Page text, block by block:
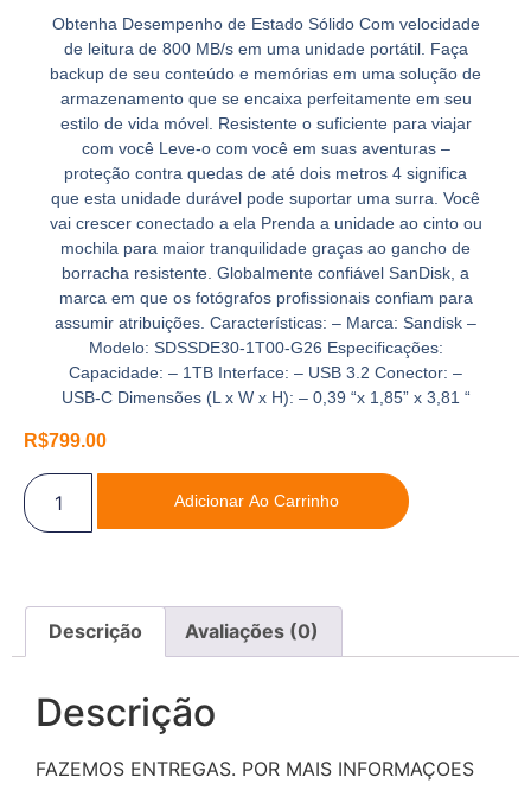
Obtenha Desempenho de Estado Sólido Com velocidade
de leitura de 800 MB/s em uma unidade portátil. Faça
backup de seu conteúdo e memórias em uma solução de
armazenamento que se encaixa perfeitamente em seu
estilo de vida móvel. Resistente o suficiente para viajar
com você Leve-o com você em suas aventuras –
proteção contra quedas de até dois metros 4 significa
que esta unidade durável pode suportar uma surra. Você
vai crescer conectado a ela Prenda a unidade ao cinto ou
mochila para maior tranquilidade graças ao gancho de
borracha resistente. Globalmente confiável SanDisk, a
marca em que os fotógrafos profissionais confiam para
assumir atribuições. Características: – Marca: Sandisk –
Modelo: SDSSDE30-1T00-G26 Especificações:
Capacidade: – 1TB Interface: – USB 3.2 Conector: –
USB-C Dimensões (L x W x H): – 0,39 “x 1,85” x 3,81 “
R$799.00
Adicionar Ao Carrinho
Descrição Avaliações (0)
Descrição
FAZEMOS ENTREGAS. POR MAIS INFORMAÇOES